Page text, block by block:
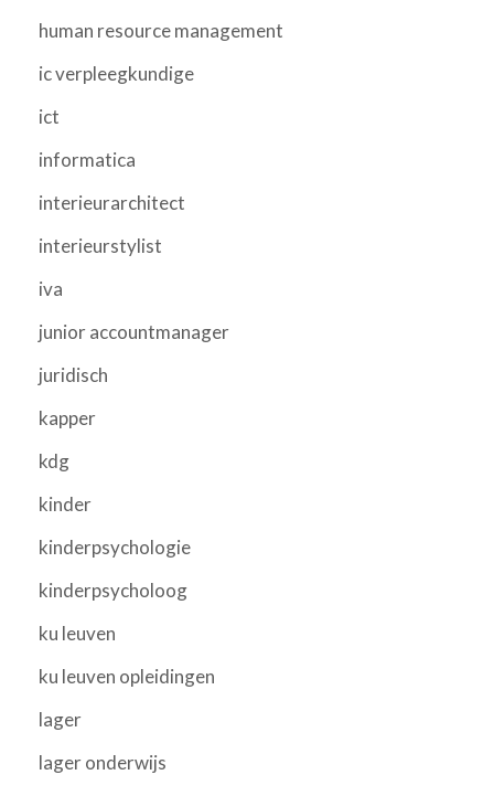
human resource management
ic verpleegkundige
ict
informatica
interieurarchitect
interieurstylist
iva
junior accountmanager
juridisch
kapper
kdg
kinder
kinderpsychologie
kinderpsycholoog
ku leuven
ku leuven opleidingen
lager
lager onderwijs